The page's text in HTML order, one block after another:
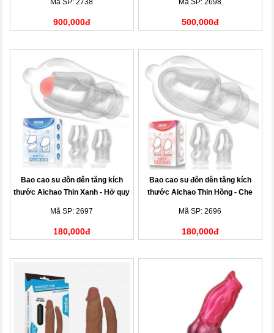
Mã SP: 2738
900,000đ
Mã SP: 2698
500,000đ
Bao cao su đôn dên tăng kích
thước Aichao Thin Xanh - Hở quy
Mã SP: 2697
180,000đ
Bao cao su đôn dên tăng kích
thước Aichao Thin Hồng - Che
Mã SP: 2696
180,000đ